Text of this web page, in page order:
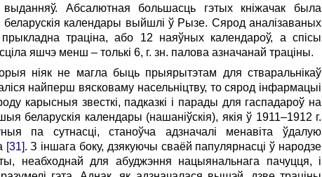
Абсалютная большасць гэтых кніжачак была
беларускія календары выйшлі ў Рызе. Сярод аналізаваных
траціна, або 12 наяўных календароў, а спісы
яшчэ менш – толькі 6, г. зн. палова азначанай траціны.
ніяк не магла быць прыярытэтам для стваральнікаў
найперш вясковаму насельніцтву, то сярод інфармацыі
карысныя звесткі, падказкі і парады для гаспадароў на
беларускія календары (нашаніўскія), якія ў 1911–1912 г.
па сутнасці, станоўча адзначалі менавіта ўдалую
[31]. З іншага боку, дзякуючы сваёй папулярнасці ў народзе
неабходнай для абуджэння нацыянальнага пачуцця, і